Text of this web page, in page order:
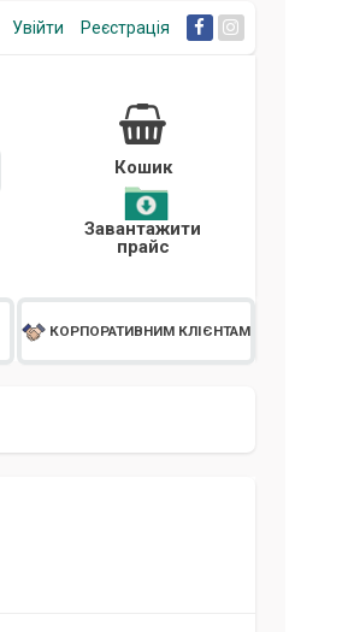
Увійти Реєстрація
Кошик
Завантажити
прайс
КОРПОРАТИВНИМ КЛІЄНТАМ